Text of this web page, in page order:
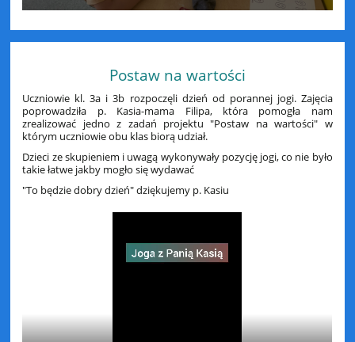
Postaw na wartości
Uczniowie kl. 3a i 3b rozpoczęli dzień od porannej jogi. Zajęcia
poprowadziła p. Kasia-mama Filipa, która pomogła nam
zrealizować jedno z zadań projektu "Postaw na wartości" w
którym uczniowie obu klas biorą udział.
Dzieci ze skupieniem i uwagą wykonywały pozycję jogi, co nie było
takie łatwe jakby mogło się wydawać
"To będzie dobry dzień" dziękujemy p. Kasiu